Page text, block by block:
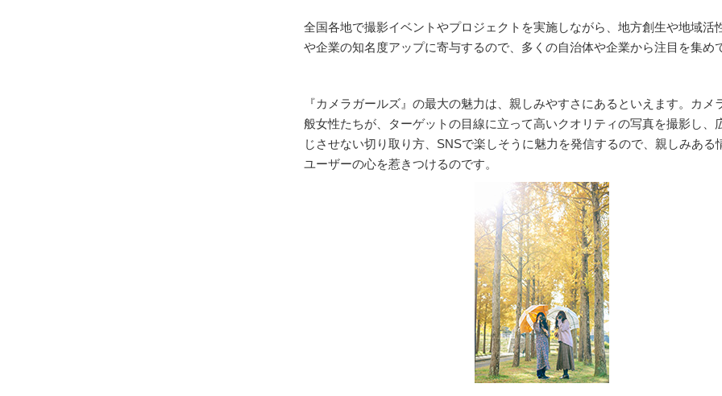
全国各地で撮影イベントやプロジェクトを実施しながら、地方創生や地域活
や企業の知名度アップに寄与するので、多くの自治体や企業から注目を集め
『カメラガールズ』の最大の魅力は、親しみやすさにあるといえます。カメ
般女性たちが、ターゲットの目線に立って高いクオリティの写真を撮影し、
じさせない切り取り方、SNSで楽しそうに魅力を発信するので、親しみある
ユーザーの心を惹きつけるのです。